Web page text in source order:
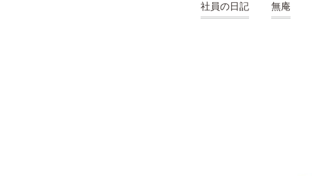
社員の日記 無庵